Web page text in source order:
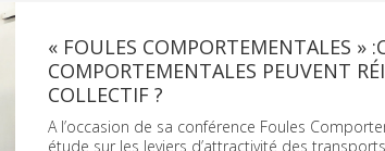
« FOULES COMPORTEMENTALES »
COMPORTEMENTALES PEUVENT
COLLECTIF ?
A l’occasion de sa conférence Foules
étude sur les leviers d’attractivité des